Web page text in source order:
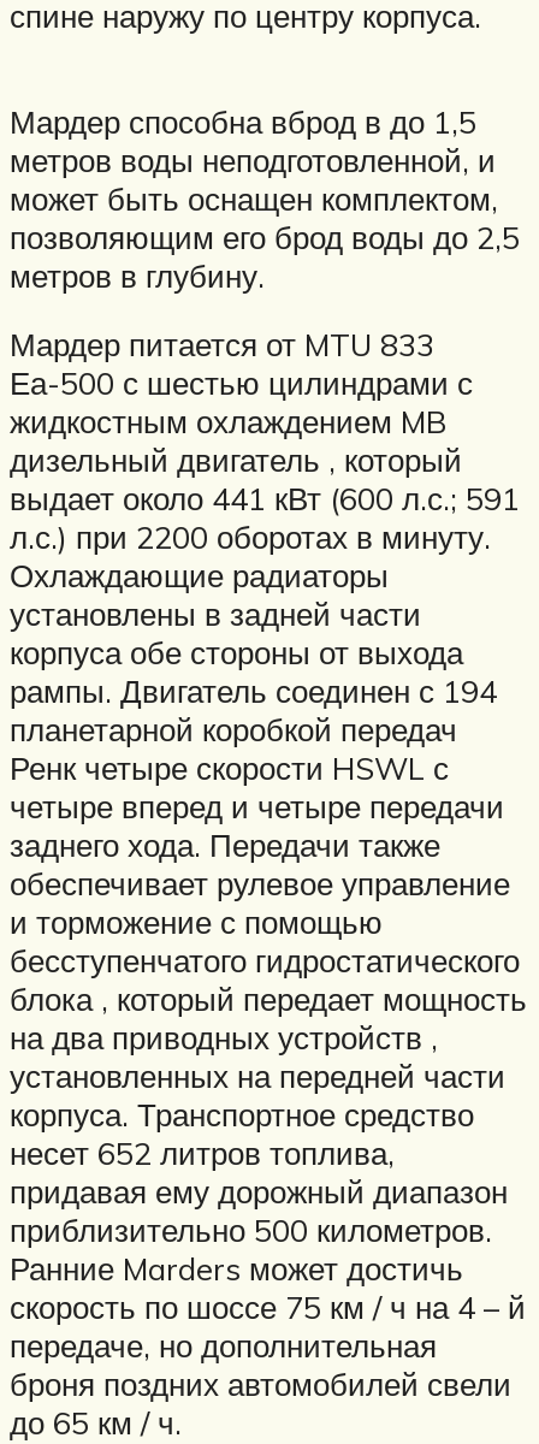
спине наружу по центру корпуса.
Мардер способна вброд в до 1,5
метров воды неподготовленной, и
может быть оснащен комплектом,
позволяющим его брод воды до 2,5
метров в глубину.
Мардер питается от MTU 833
Еа-500 с шестью цилиндрами с
жидкостным охлаждением MB
дизельный двигатель , который
выдает около 441 кВт (600 л.с.; 591
л.с.) при 2200 оборотах в минуту.
Охлаждающие радиаторы
установлены в задней части
корпуса обе стороны от выхода
рампы. Двигатель соединен с 194
планетарной коробкой передач
Ренк четыре скорости HSWL с
четыре вперед и четыре передачи
заднего хода. Передачи также
обеспечивает рулевое управление
и торможение с помощью
бесступенчатого гидростатического
блока , который передает мощность
на два приводных устройств ,
установленных на передней части
корпуса. Транспортное средство
несет 652 литров топлива,
придавая ему дорожный диапазон
приблизительно 500 километров.
Ранние Marders может достичь
скорость по шоссе 75 км / ч на 4 – й
передаче, но дополнительная
броня поздних автомобилей свели
до 65 км / ч.